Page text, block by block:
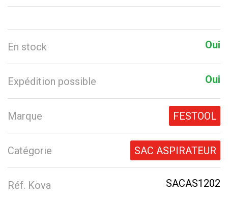
En stock Oui
Expédition possible Oui
Marque FESTOOL
Catégorie SAC ASPIRATEUR
Réf. Kova SACAS1202